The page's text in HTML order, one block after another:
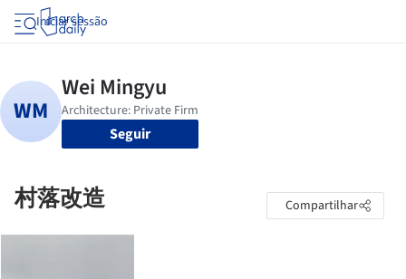
Iniciar sessão
Seguir
村落改造 Compartilhar